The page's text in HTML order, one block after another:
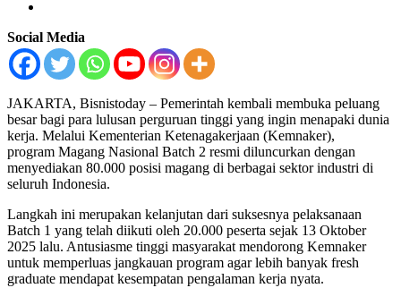
Social Media
JAKARTA, Bisnistoday – Pemerintah kembali membuka peluang
besar bagi para lulusan perguruan tinggi yang ingin menapaki dunia
kerja. Melalui Kementerian Ketenagakerjaan (Kemnaker),
program Magang Nasional Batch 2 resmi diluncurkan dengan
menyediakan 80.000 posisi magang di berbagai sektor industri di
seluruh Indonesia.
Langkah ini merupakan kelanjutan dari suksesnya pelaksanaan
Batch 1 yang telah diikuti oleh 20.000 peserta sejak 13 Oktober
2025 lalu. Antusiasme tinggi masyarakat mendorong Kemnaker
untuk memperluas jangkauan program agar lebih banyak fresh
graduate mendapat kesempatan pengalaman kerja nyata.